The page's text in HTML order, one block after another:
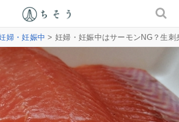
婦・妊娠中 > 妊婦・妊娠中はサーモンNG？生